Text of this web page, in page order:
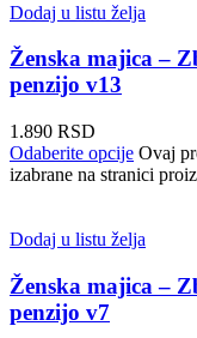
Dodaj u listu želja
Ženska majica –
penzijo v13
1.890 RSD
Odaberite opcije Ovaj
izabrane na stranici
Dodaj u listu želja
Ženska majica –
penzijo v7